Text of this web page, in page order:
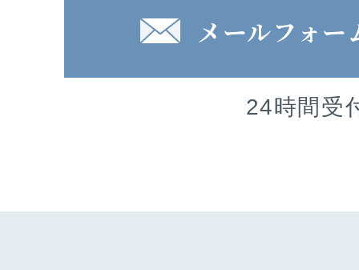
メールフォー
24時間受